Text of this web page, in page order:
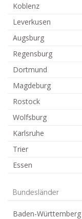
Koblenz
Leverkusen
Augsburg
Regensburg
Dortmund
Magdeburg
Rostock
Wolfsburg
Karlsruhe
Trier
Essen
Bundesländer
Baden-Württemberg